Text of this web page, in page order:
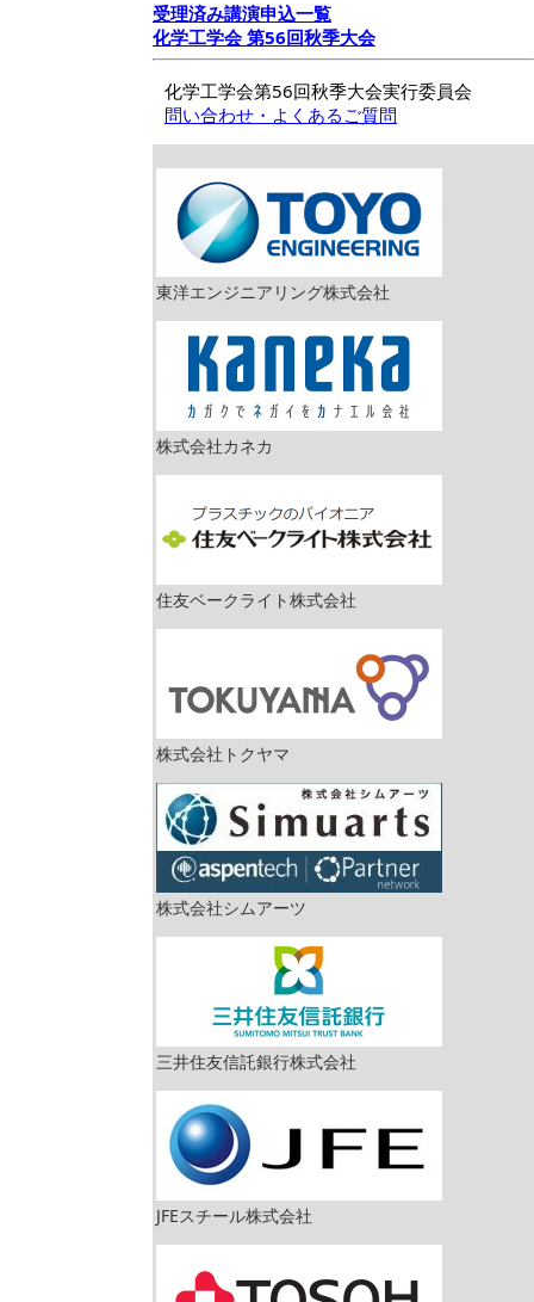
受理済み講演申込一覧
化学工学会 第56回秋季大会
化学工学会第56回秋季大会実行委員会
問い合わせ・よくあるご質問
東洋エンジニアリング株式会社
株式会社カネカ
住友ベークライト株式会社
株式会社トクヤマ
株式会社シムアーツ
三井住友信託銀行株式会社
JFEスチール株式会社